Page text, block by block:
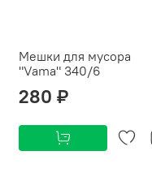
Мешки для мусора
"Vama" 340/6
280 ₽